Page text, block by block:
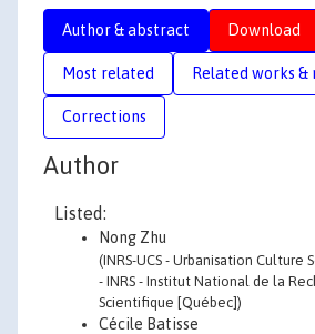
Author & abstract Download
Most related Related works &
Corrections
Author
Listed:
Nong Zhu
(INRS-UCS - Urbanisation Culture
- INRS - Institut National de la
Scientifique [Québec])
Cécile Batisse